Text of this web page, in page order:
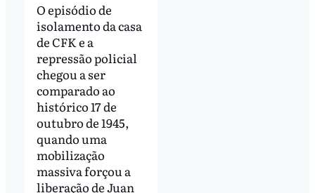
O episódio de
isolamento da casa
de CFK e a
repressão policial
chegou a ser
comparado ao
histórico 17 de
outubro de 1945,
quando uma
mobilização
massiva forçou a
liberação de Juan